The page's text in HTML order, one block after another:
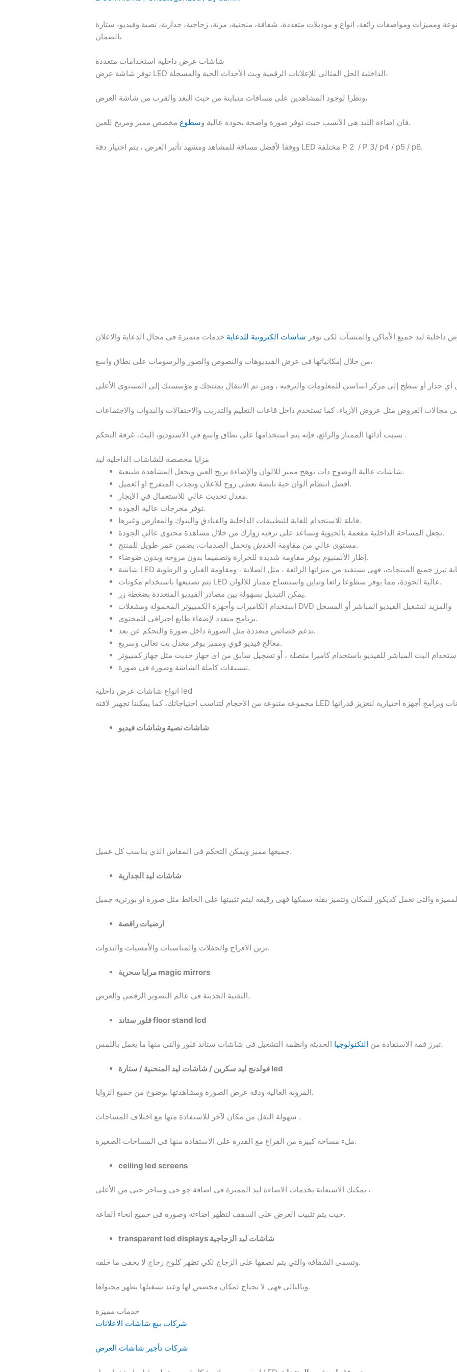
ومواصفات رائعة، انواع و موديلات متعددة، شفافة، منحنية، مرنة، زجاجية، جدارية، نصية وفيديو، ستارة
بالضمان
شاشات عرض داخلية استخدامات متعددة
توفر شاشة عرض LED الداخلية الحل المثالى للإعلانات الرقمية وبث الأحداث الحية والمسجلة،
ونظرا لوجود المشاهدين على مسافات متباينة من حيث البعد والقرب من شاشة العرض،
فان اضاءة الليد هى الأنسب حيث توفر صورة واضحة بجودة عالية وسطوع مخصص مميز ومريح للعين.
ووفقا لأفضل مسافة للمشاهد ومشهد تأثير العرض ، يتم اختيار دقة LED مختلفة P 2 / P 3/ p4 / p5 / p6.
ليد جميع الأماكن والمنشآت لكى توفر شاشات الكترونية للدعاية
من خلال إمكانياتها فى عرض الفيديوهات والنصوص والصور والرسومات على نطاق واسع،
بسبب أدائها الممتاز والرائع، فإنه يتم استخدامها على نطاق واسع في الاستوديو، البث، غرفة التحكم .
مزايا مخصصة للشاشات الداخلية ليد
شاشات عالية الوضوح ذات توهج مميز للالوان والإضاءة يريح العين ويجعل المشاهدة طبيعية.
أفضل انتظام ألوان حية نابضة تعطى روح للاعلان وتجذب المتفرج او العميل.
معدل تحديث عالي للاستعمال في الإيجار.
توفر مخرجات عالية الجودة.
قابلة للاستخدام للغاية للتطبيقات الداخلية والفنادق والبنوك والمعارض وغيرها.
تجعل المساحة الداخلية مفعمة بالحيوية وتساعد على ترفيه زوارك من خلال مشاهدة محتوى عالي الجودة.
مستوى عالي من مقاومة الخدش وتحمل الصدمات، يضمن عمر طويل للمنتج.
إطار الألمنيوم يوفر مقاومة شديدة للحرارة وتصميما بدون مروحة وبدون ضوضاء.
يتم تصنيعها باستخدام مكونات LED عالية الجودة، مما يوفر سطوعا رائعا وتباين واستنساخ ممتاز للالوان.
يمكن التبديل بسهولة بين مصادر الفيديو المتعددة بضغطة زر.
استخدام الكاميرات وأجهزة الكمبيوتر المحمولة ومشغلات DVD والمزيد لتشغيل الفيديو المباشر أو المسجل
برنامج متعدد لإضفاء طابع احترافي للمحتوى.
تدعم خصائص متعددة مثل الصورة داخل صورة والتحكم عن بعد.
معالج فيديو قوي ومميز يوفر معدل بث تعالى وسريع.
تنسيقات كاملة الشاشة وصورة في صورة.
انواع شاشات عرض داخلية led
جميعها مميز ويمكن التحكم فى المقاس الذي يناسب كل عميل.
شاشات ليد الجدارية
ارضيات راقصة
تزين الافراح والحفلات والمناسبات والأمسيات والندوات.
مرايا سحرية magic mirrors
التقنية الحديثة فى عالم التصوير الرقمي والعرض.
فلور ستاند floor stand lcd
تبرز قمة الاستفادة من التكنولوجيا الحديثة وانظمة التشغيل فى شاشات ستاند فلور والتى منها ما يعمل باللمس.
فولدنج ليد سكرين / شاشات ليد المنحنية / ستارة led
المرونة العالية ودقة عرض الصورة ومشاهدتها بوضوح من جميع الزوايا.
سهولة النقل من مكان لآخر للاستفادة منها مع اختلاف المساحات .
ملء مساحة كبيرة من الفراغ مع القدرة على الاستفادة منها فى المساحات الصغيرة.
ceiling led screens
يمكنك الاستعانة بخدمات الاضاءة ليد المميزة فى اضافة جو حى وساحر حتى من الأعلى ،
حيث يتم تثبيت العرض على السقف لتظهر اضاءته وصوره فى جميع انحاء القاعة.
transparent led displays شاشات ليد الزجاجية
وتسمى الشفافة والتي يتم لصقها على الزجاج لكي تظهر كلوح زجاج لا يخفى ما خلفه.
وبالتالى فهى لا تحتاج لمكان مخصص لها وعند تشغيلها يظهر محتواها.
خدمات مميزة
شركات بيع شاشات الاعلانات
شركات تأجير شاشات العرض